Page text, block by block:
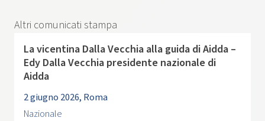
Altri comunicati stampa
La vicentina Dalla Vecchia alla guida di Aidda –
Edy Dalla Vecchia presidente nazionale di
Aidda
2 giugno 2026, Roma
Nazionale